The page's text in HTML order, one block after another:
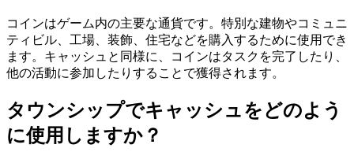
コインはゲーム内の主要な通貨です。特別な建物やコミュニ
ティビル、工場、装飾、住宅などを購入するために使用でき
ます。キャッシュと同様に、コインはタスクを完了したり、
他の活動に参加したりすることで獲得されます。
タウンシップでキャッシュをどのよう
に使用しますか？